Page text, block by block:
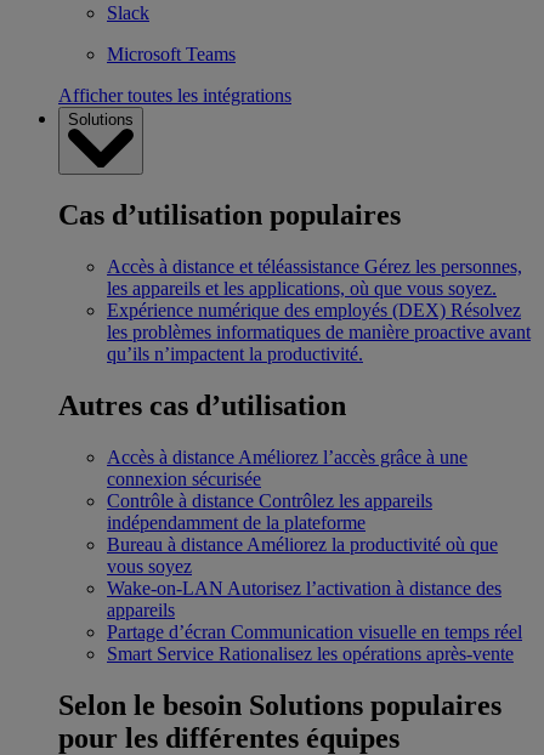
Slack
Microsoft Teams
Afficher toutes les intégrations
Solutions
Cas d’utilisation populaires
Accès à distance et téléassistance Gérez les personnes,
les appareils et les applications, où que vous soyez.
Expérience numérique des employés (DEX) Résolvez
les problèmes informatiques de manière proactive avant
qu’ils n’impactent la productivité.
Autres cas d’utilisation
Accès à distance Améliorez l’accès grâce à une
connexion sécurisée
Contrôle à distance Contrôlez les appareils
indépendamment de la plateforme
Bureau à distance Améliorez la productivité où que
vous soyez
Wake-on-LAN Autorisez l’activation à distance des
appareils
Partage d’écran Communication visuelle en temps réel
Smart Service Rationalisez les opérations après-vente
Selon le besoin Solutions populaires
pour les différentes équipes